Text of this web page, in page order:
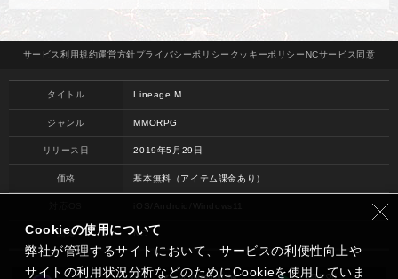
サービス 利用規約運営方針プライバシーポリシー クッキーポリシーNCサービス 同意
タイトル Lineage M
ジャンル MMORPG
リリース日 2019年5月29日
価格 基本無料（アイテム課金あり）
開発 NC
Cookieの使用について
弊社が管理するサイトにおいて、サービスの利便性向上や
サイトの利用状況分析などのためにCookieを使用していま